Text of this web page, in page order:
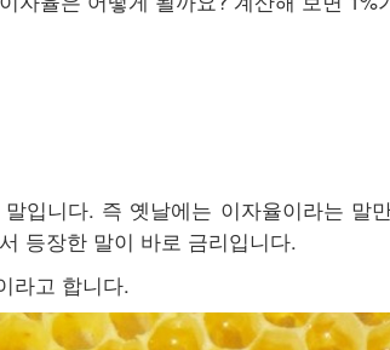
입니다. 즉 옛날에는 이자율이라는 말
등장한 말이 바로 금리입니다.
라고 합니다.